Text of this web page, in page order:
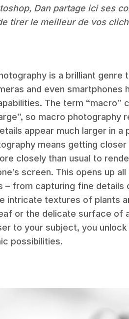
Dan partage ici ses
tirer le meilleur de vos
is a brilliant genre
and even smartphones
The term “macro”
so macro photography
appear much larger in a
means getting
closely than usual to
screen. This opens up
– from capturing fine details
intricate textures of plants
or the delicate surface of
to your subject, you
possibilities.